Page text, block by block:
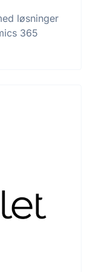
løsninger
365